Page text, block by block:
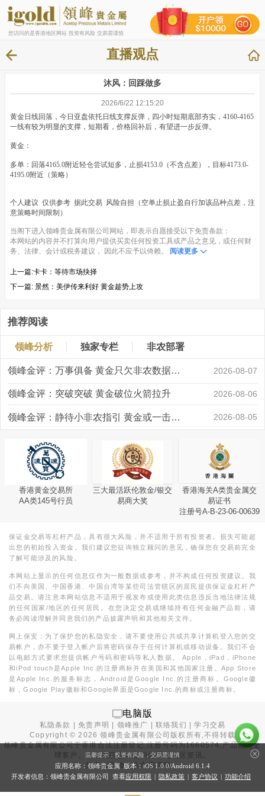
您访问的是香港地区网站 投资有风险 交易需谨慎
直播观点
沐风：回踩做多
2026/6/22 12:15:20
黄金日线回落，今日亚盘依托日线支撑反弹，四小时短期底部夯实，4160-4165
一线有较为明显的支撑，短期看，价格回补后，有望进一步反弹。
黄金：
多单：回落4165.0附近轻仓尝试短多，止损4153.0（不含点差），目标4173.0-
4195.0附近（策略）
个人建议 仅供参考 据此交易 风险自担（空单止损止盈自行加该品种点差，注
意策略时间限制）
当阁下进入领峰贵金属有限公司网站，即表示自愿接受以下免责条款：
本网站的内容并不打算向用户提供买卖任何投资工具或产品之意见，或任何财
务、法律、会计或税务建议， 因此不应予以倚赖。
阅读更多
上一篇:​卡卡：等待市场抉择
下一篇: 景然：美伊传来利好 黄金趁势上攻
推荐阅读
领峰分析 独家专栏 非农部署
领峰金评：万事俱备 黄金只欠非农数据“东风” 2026-08-07
领峰金评：突破突破 黄金破位火箭拉升 2026-08-06
领峰金评：静待小非农指引 黄金或一击破局 2026-08-05
香港黄金交易所
AA类145号行员
三大最活跃伦敦金/银交
易商大奖
香港海关A类贵金属交
易证书
注册号A-B-23-06-00639
保证金交易等杠杆产品，具有很大风险，并不适用于所有投资者。损失可能超
出您的初始投入资金。我们建议您征询独立顾问的意见，确保您在交易前完全
了解可能涉及的风险。
本网站上显示的任何信息仅作为一般数据或参考，并不构成任何投资建议。我
们不向美国、中国香港、中国台湾等某些司法管辖区的居民提供保证金杠杆产
品交易。请注意本网站信息不适用于视发布或使用此类信息违反当地法律法规
的任何国家/地区的任何居民。在您决定交易或继续持有任何金融产品前，请
务必阅读理解并同意我们的产品披露声明和其他相关文件。
网上保安：为了保护您的私隐安全，请不要使用公共或共享计算机登入您的交
易帐户，亦不要于登入帐户后将密码保存于任何计算机或移动设备。我们不会
以电邮方式要求您提供帐户号码和密码等私人数据。 Apple，iPad，iPhone
和iPod touch是Apple Inc.的注册商标并在美国和其他国家注册。App Store
是Apple Inc.的服务标志，Android是Google Inc.的注册商标。Google徽
标，Google Play徽标和Google界面是Google Inc.的商标或注册商标。
电脑版
私隐条款 |免责声明 领峰推广 |联络我们 |学习交易
Copyright ©2026 领峰贵金属有限公司版权所有,不得转载
领峰贵金属有限公司于香港合法注册登记,注册号码为1660574,产品面向全
球客户。本站内所有内容均为香港地区资讯。
投资有风险，入市需谨慎。
温馨提示：投资有风险，交易需谨慎
应用名称：领峰贵金属 版本：iOS 1.0.0/Android 6.1.4
开发者信息：领峰贵金属有限公司 查看应用权限 | 隐私政策 | 客户协议 | 功能介绍